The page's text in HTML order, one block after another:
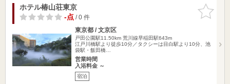
お気に入
りに追加
ホテル椿山荘東京
-点/ 0 件
東京都 / 文京区
戸田公園駅11.50km 荒川線早稲田駅643m
江戸川橋駅より徒歩10分／タクシーは目白駅より10分、池
袋駅・飯田橋…
営業時間
入浴料金 ～
宿泊